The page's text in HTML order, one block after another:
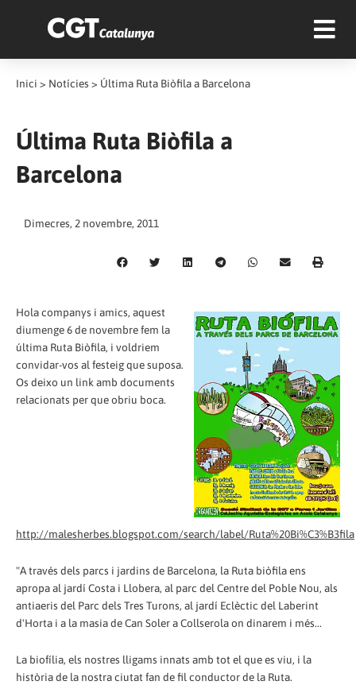
Inici > Notícies > Última Ruta Biòfila a Barcelona
Última Ruta Biòfila a
Barcelona
Dimecres, 2 novembre, 2011
Hola companys i amics, aquest
diumenge 6 de novembre fem la
última Ruta Biòfila, i voldriem
convidar-vos al festeig que suposa.
Os deixo un link amb documents
relacionats per que obriu boca.
http://malesherbes.blogspot.com/search/label/Ruta%20Bi%C3%B3fila
"A través dels parcs i jardins de Barcelona, la Ruta biòfila ens
apropa al jardí Costa i Llobera, al parc del Centre del Poble Nou, als
antiaeris del Parc dels Tres Turons, al jardí Eclèctic del Laberint
d'Horta i a la masia de Can Soler a Collserola on dinarem i més...
La biofília, els nostres lligams innats amb tot el que es viu, i la
història de la nostra ciutat fan de fil conductor de la Ruta.